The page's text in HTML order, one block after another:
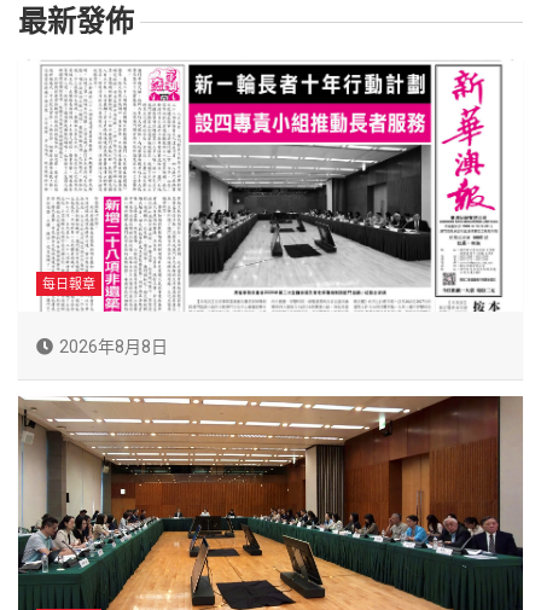
最新發佈
每日報章
2026年8月8日